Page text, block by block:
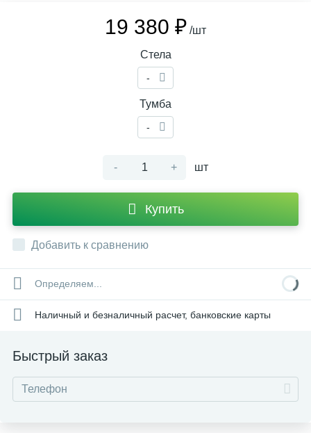
19 380 ₽ /шт
Стела
-
Тумба
-
- + шт
Купить
Добавить к сравнению
Определяем...
Наличный и безналичный расчет, банковские карты
Быстрый заказ